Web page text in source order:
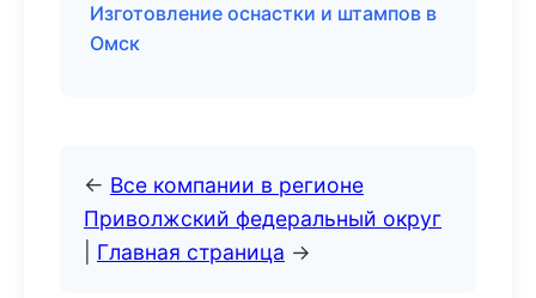
Изготовление оснастки и штампов в
Омск
← Все компании в регионе
Приволжский федеральный округ
Главная страница →